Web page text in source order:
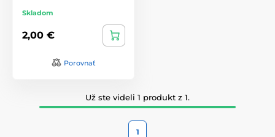
Skladom
2,00 €
Porovnať
Už ste videli 1 produkt z 1.
1